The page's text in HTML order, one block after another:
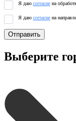
Я даю согласие на
Я даю согласие на
Отправить
Выберите